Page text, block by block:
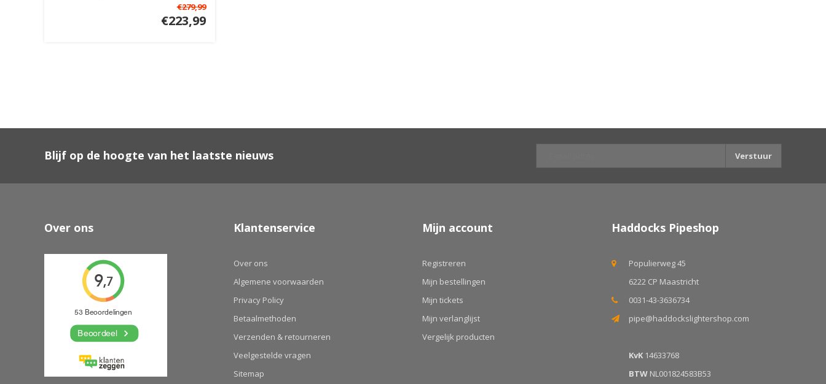
€279,99
€223,99
Blijf op de hoogte van het laatste nieuws Verstuur
Over ons Klantenservice
Over ons
Algemene voorwaarden
Privacy Policy
Betaalmethoden
Verzenden & retourneren
Veelgestelde vragen
Sitemap
Mijn account
Registreren
Mijn bestellingen
Mijn tickets
Mijn verlanglijst
Vergelijk producten
Haddocks Pipeshop
Populierweg 45
6222 CP Maastricht
0031-43-3636734
pipe@haddockslightershop.com
KvK14633768
BTWNL001824583B53